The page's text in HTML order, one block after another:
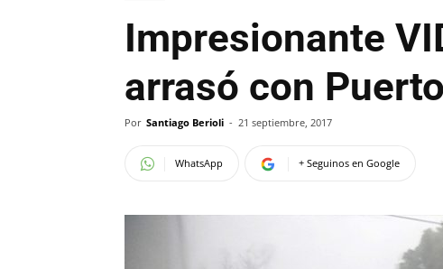
Impresionante
arrasó con
Por Santiago Berioli - 21 septiembre, 2017
WhatsApp + Seguinos en Google